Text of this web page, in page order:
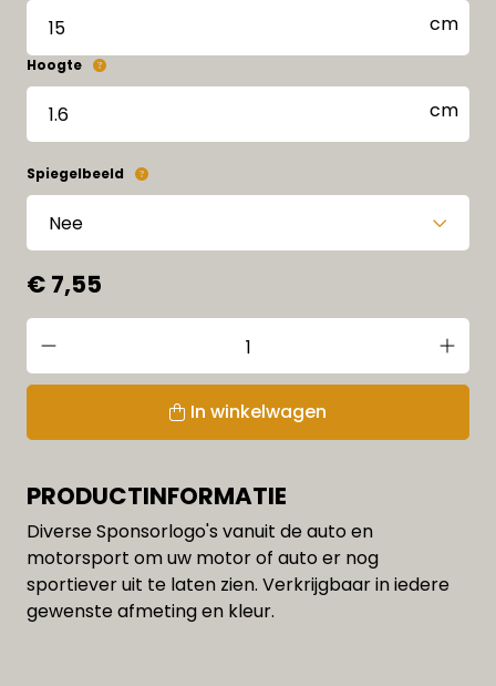
Hoogte
Spiegelbeeld
€ 7,55
In winkelwagen
PRODUCTINFORMATIE
Diverse Sponsorlogo's vanuit de auto en
motorsport om uw motor of auto er nog
sportiever uit te laten zien. Verkrijgbaar in iedere
gewenste afmeting en kleur.